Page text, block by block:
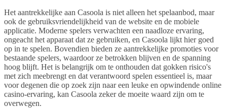
Het aantrekkelijke aan Casoola is niet alleen het spelaanbod, maar
ook de gebruiksvriendelijkheid van de website en de mobiele
applicatie. Moderne spelers verwachten een naadloze ervaring,
ongeacht het apparaat dat ze gebruiken, en Casoola lijkt hier goed
op in te spelen. Bovendien bieden ze aantrekkelijke promoties voor
bestaande spelers, waardoor ze betrokken blijven en de spanning
hoog blijft. Het is belangrijk om te onthouden dat gokken risico's
met zich meebrengt en dat verantwoord spelen essentieel is, maar
voor degenen die op zoek zijn naar een leuke en opwindende online
casino-ervaring, kan Casoola zeker de moeite waard zijn om te
overwegen.